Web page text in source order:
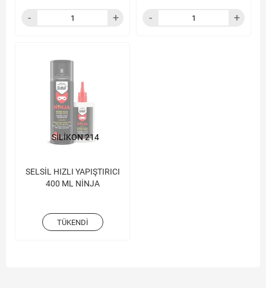
SELSİL HIZLI YAPIŞTIRICI
400 ML NİNJA
SİLİKON 214
TÜKENDI